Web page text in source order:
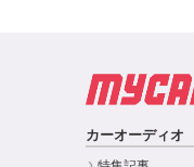
カーオーディオ